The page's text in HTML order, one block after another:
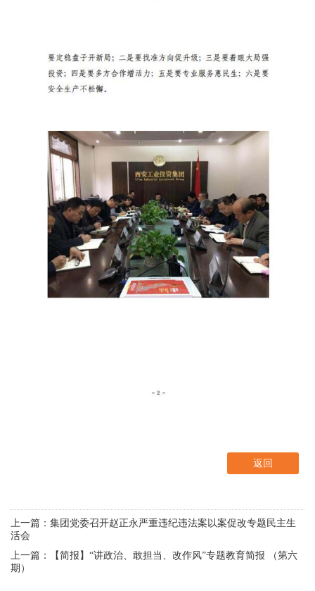
返回
上一篇：集团党委召开赵正永严重违纪违法案以案促改专题民主生
活会
上一篇：【简报】“讲政治、敢担当、改作风”专题教育简报 （第六
期）